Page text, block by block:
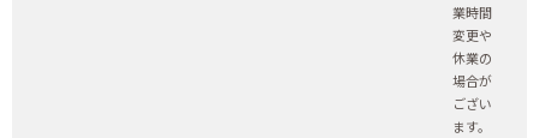
業時間
変更や
休業の
場合が
ござい
ます。